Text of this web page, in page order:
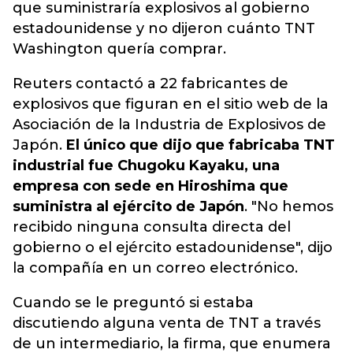
que suministraría explosivos al gobierno
estadounidense y no dijeron cuánto TNT
Washington quería comprar.
Reuters contactó a 22 fabricantes de
explosivos que figuran en el sitio web de la
Asociación de la Industria de Explosivos de
Japón. El único que dijo que fabricaba TNT
industrial fue Chugoku Kayaku, una
empresa con sede en Hiroshima que
suministra al ejército de Japón. "No hemos
recibido ninguna consulta directa del
gobierno o el ejército estadounidense", dijo
la compañía en un correo electrónico.
Cuando se le preguntó si estaba
discutiendo alguna venta de TNT a través
de un intermediario, la firma, que enumera